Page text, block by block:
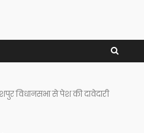
विधानसभा से पेश की दावेदारी